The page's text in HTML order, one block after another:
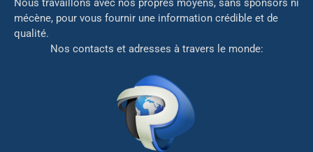
mécène, pour vous fournir une information crédible et de
qualité.
Nos contacts et adresses à travers le monde: